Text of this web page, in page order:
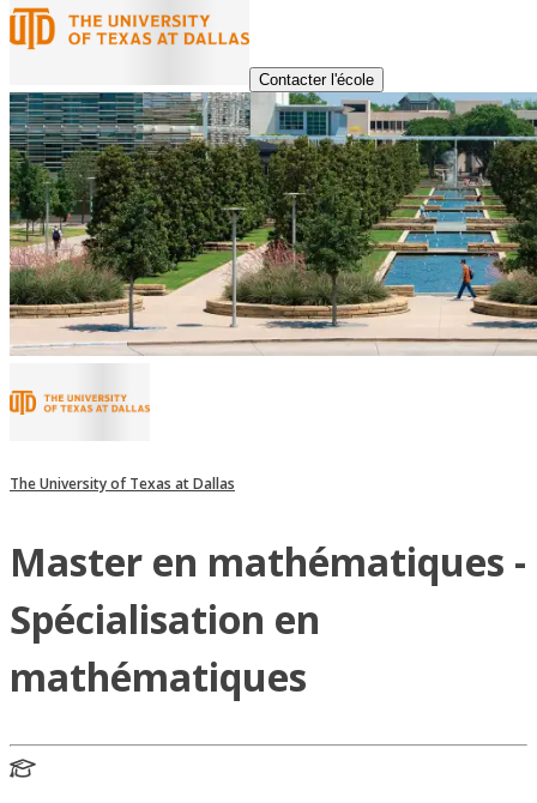
Contacter l'école
The University of Texas at Dallas
Master en mathématiques -
Spécialisation en
mathématiques